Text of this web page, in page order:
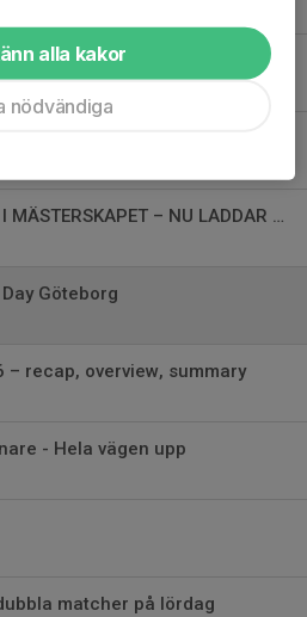
SILVER TILL FU16 I MÄSTERSKAPET – NU LADDAR VI FÖR VÅRSPRETTEN!
Göteborg
– recap, overview, summary
- Hela vägen upp
matcher på lördag
alla kakor
nödvändiga